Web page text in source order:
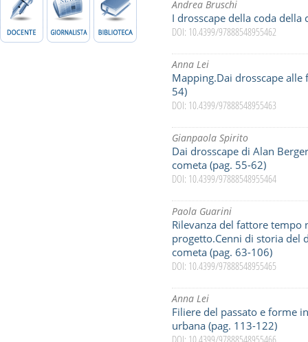
Andrea Bruschi
I drosscape della coda della
DOI: 10.4399/97888548955462
Anna Lei
Mapping.Dai drosscape
54)
DOI: 10.4399/97888548955463
Gianpaola Spirito
Dai drosscape di Alan
cometa (pag. 55-62)
DOI: 10.4399/97888548955464
Paola Guarini
Rilevanza del fattore tempo
progetto.Cenni di storia del
cometa (pag. 63-106)
DOI: 10.4399/97888548955465
Anna Lei
Filiere del passato e forme
urbana (pag. 113-122)
DOI: 10.4399/97888548955466